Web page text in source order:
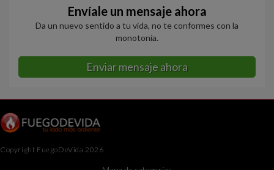
Envíale un mensaje ahora
Da un nuevo sentido a tu vida, no te conformes con la
monotonía.
Enviar mensaje ahora
Copyright FuegoDeVida 2026